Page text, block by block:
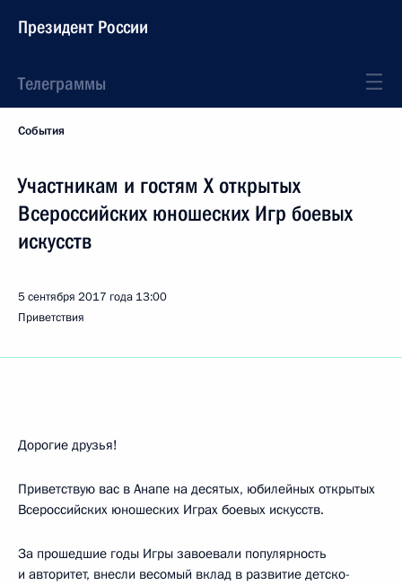
Президент России
Телеграммы
События
Участникам и гостям X открытых
Всероссийских юношеских Игр боевых
искусств
5 сентября 2017 года 13:00
Приветствия
Дорогие друзья!
Приветствую вас в Анапе на десятых, юбилейных открытых
Всероссийских юношеских Играх боевых искусств.
За прошедшие годы Игры завоевали популярность
и авторитет, внесли весомый вклад в развитие детско-